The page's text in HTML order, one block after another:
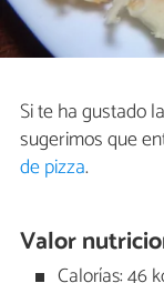
Si te ha gustado
sugerimos que
de pizza.
Valor